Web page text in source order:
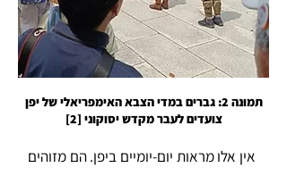
תמונה 2: גברים במדי הצבא האימפריאלי של יפן
צועדים לעבר מקדש יסוקוני [2]
אין אלו מראות יום-יומיים ביפן. הם מזוהים